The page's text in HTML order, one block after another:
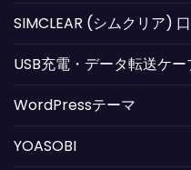
SIMCLEAR (シムクリア)
USB充電・データ転送ケー
WordPressテーマ
YOASOBI